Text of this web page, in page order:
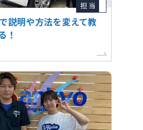
担 当
説明や方法を変えて教
！